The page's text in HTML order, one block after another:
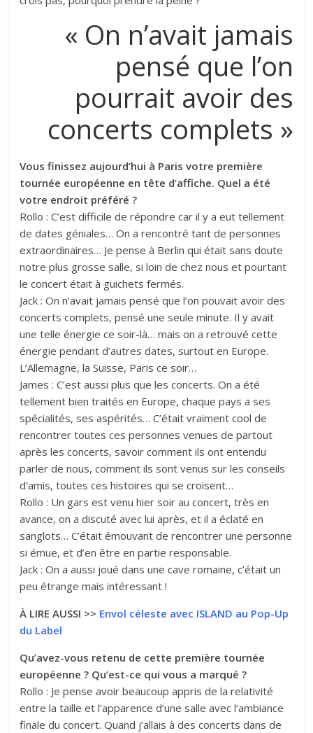
« On n’avait jamais
pensé que l’on
pourrait avoir des
concerts complets »
Vous finissez aujourd’hui à Paris votre première
tournée européenne en tête d’affiche. Quel a été
votre endroit préféré ?
Rollo : C’est difficile de répondre car il y a eut tellement
de dates géniales… On a rencontré tant de personnes
extraordinaires… Je pense à Berlin qui était sans doute
notre plus grosse salle, si loin de chez nous et pourtant
le concert était à guichets fermés.
Jack : On n’avait jamais pensé que l’on pouvait avoir des
concerts complets, pensé une seule minute. Il y avait
une telle énergie ce soir-là… mais on a retrouvé cette
énergie pendant d’autres dates, surtout en Europe.
L’Allemagne, la Suisse, Paris ce soir…
James : C’est aussi plus que les concerts. On a été
tellement bien traités en Europe, chaque pays a ses
spécialités, ses aspérités… C’était vraiment cool de
rencontrer toutes ces personnes venues de partout
après les concerts, savoir comment ils ont entendu
parler de nous, comment ils sont venus sur les conseils
d’amis, toutes ces histoires qui se croisent…
Rollo : Un gars est venu hier soir au concert, très en
avance, on a discuté avec lui après, et il a éclaté en
sanglots… C’était émouvant de rencontrer une personne
si émue, et d’en être en partie responsable.
Jack : On a aussi joué dans une cave romaine, c’était un
peu étrange mais intéressant !
À LIRE AUSSI >> Envol céleste avec ISLAND au Pop-Up
du Label
Qu’avez-vous retenu de cette première tournée
européenne ? Qu’est-ce qui vous a marqué ?
Rollo : Je pense avoir beaucoup appris de la relativité
entre la taille et l’apparence d’une salle avec l’ambiance
finale du concert. Quand j’allais à des concerts dans de